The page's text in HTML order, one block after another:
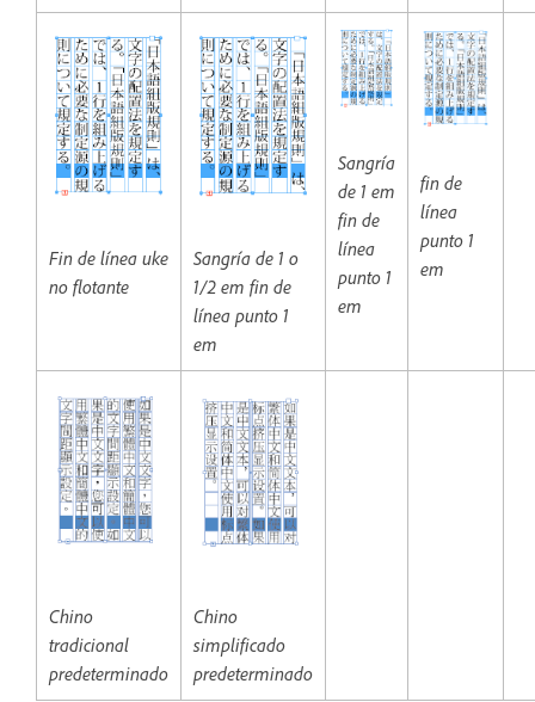
Fin de línea uke
no flotante
Sangría de 1 o
1/2 em fin de
línea punto 1
em
Sangría
de 1 em
fin de
línea
punto 1
em
fin de
línea
punto 1
em
Chino
tradicional
predeterminado
Chino
simplificado
predeterminado